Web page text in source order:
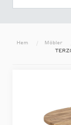
Hem Möbler